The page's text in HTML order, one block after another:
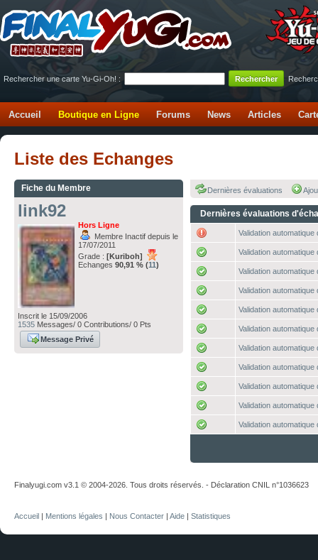
Rechercher une carte Yu-Gi-Oh! :
Accueil Boutique en Ligne Forums News Articles
Liste des Echanges
Fiche du Membre
link92
Hors Ligne
Membre Inactif depuis le
17/07/2011
Grade : [Kuriboh]
Echanges 90,91 % (11)
Inscrit le 15/09/2006
1535 Messages/ 0 Contributions/ 0 Pts
Message Privé
Dernières évaluations
Dernières évaluations
Validation
Validation
Validation
Validation
Validation
Validation
Validation
Validation
Validation
Validation
Validation
Finalyugi.com v3.1 © 2004-2026. Tous droits réservés. - Déclaration CNIL n°1036623
Accueil | Mentions légales | Nous Contacter | Aide | Statistiques